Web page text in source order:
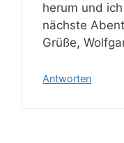
herum und
nächste
Grüße,
Antworten